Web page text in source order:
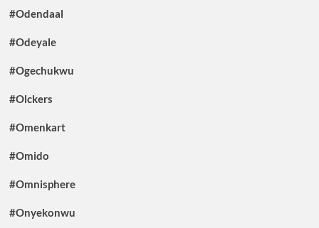
#Odendaal
#Odeyale
#Ogechukwu
#Olckers
#Omenkart
#Omido
#Omnisphere
#Onyekonwu